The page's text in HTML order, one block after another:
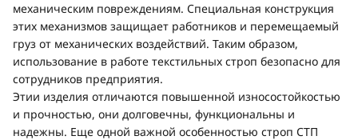
механическим повреждениям. Специальная конструкция
этих механизмов защищает работников и перемещаемый
груз от механических воздействий. Таким образом,
использование в работе текстильных строп безопасно для
сотрудников предприятия.
Этии изделия отличаются повышенной износостойкостью
и прочностью, они долговечны, функциональны и
надежны. Еще одной важной особенностью строп СТП